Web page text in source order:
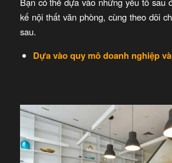
kế nội thất văn phòng, cùng theo dõi
sau.
Dựa vào quy mô doanh nghiệp